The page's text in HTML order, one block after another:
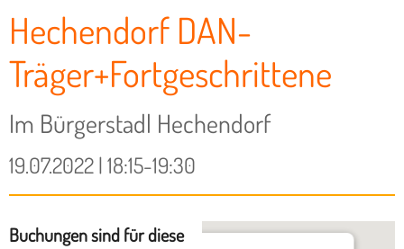
Hechendorf DAN-
Träger+Fortgeschrittene
Im Bürgerstadl Hechendorf
19.07.2022 | 18:15-19:30
Buchungen sind für diese